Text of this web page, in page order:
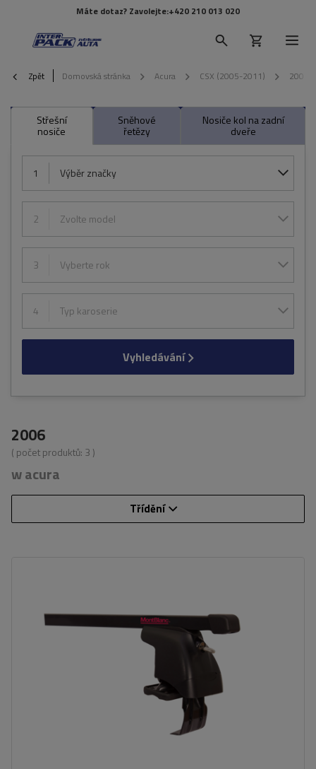
Máte dotaz? Zavolejte:+420 210 013 020
Zpět Domovská stránka Acura CSX (2005-2011) 2006
Střešní
nosiče
Sněhové
řetězy
Nosiče kol na zadní
dveře
1 Výběr značky
2 Zvolte model
3 Vyberte rok
4 Typ karoserie
Vyhledávání
2006
( počet produktů: 3 )
w acura
Třídění